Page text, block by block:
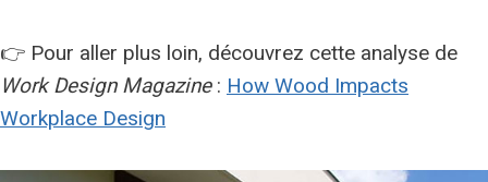
👉 Pour aller plus loin, découvrez cette analyse de
Work Design Magazine: How Wood Impacts
Workplace Design